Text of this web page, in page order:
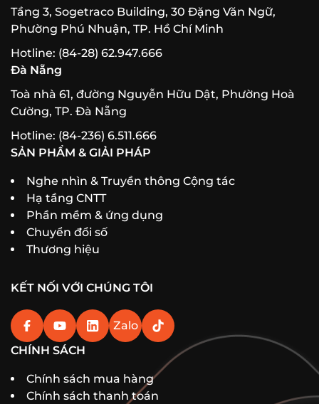
Tầng 3, Sogetraco Building, 30 Đặng Văn Ngữ,
Phường Phú Nhuận, TP. Hồ Chí Minh
Hotline: (84-28) 62.947.666
Đà Nẵng
Toà nhà 61, đường Nguyễn Hữu Dật, Phường Hoà
Cường, TP. Đà Nẵng
Hotline: (84-236) 6.511.666
SẢN PHẨM & GIẢI PHÁP
Nghe nhìn & Truyền thông Cộng tác
Hạ tầng CNTT
Phần mềm & ứng dụng
Chuyển đổi số
Thương hiệu
KẾT NỐI VỚI CHÚNG TÔI
Zalo
CHÍNH SÁCH
Chính sách mua hàng
Chính sách thanh toán